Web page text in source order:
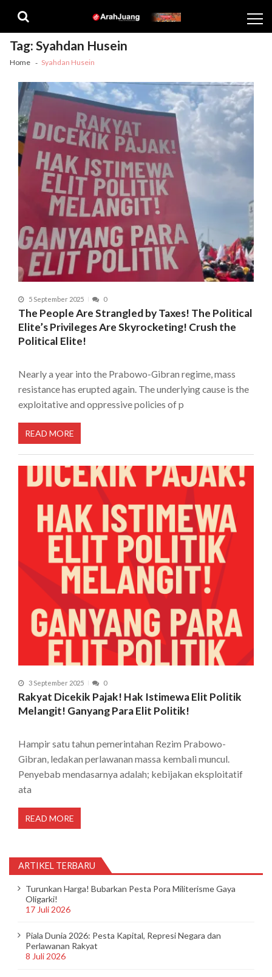
navigation
content
Tag:Syahdan Husein
Home Syahdan Husein
5 September 2025 0
The People Are Strangled by Taxes! The Political
Elite’s Privileges Are Skyrocketing! Crush the
Political Elite!
Nearly a year into the Prabowo-Gibran regime, mass
resistance has erupted again. The underlying cause is the
exploitative and oppressive policies of p
READ MORE
3 September 2025 0
Rakyat Dicekik Pajak! Hak Istimewa Elit Politik
Melangit! Ganyang Para Elit Politik!
Hampir satu tahun pemerintahan Rezim Prabowo-
Gibran, ledakan perlawanan massa kembali muncul.
Penyebab mendasarnya adalah; kebijakan eksploitatif
ata
READ MORE
ARTIKEL TERBARU
Turunkan Harga! Bubarkan Pesta Pora Militerisme Gaya
Oligarki!
17 Juli 2026
Piala Dunia 2026: Pesta Kapital, Represi Negara dan
Perlawanan Rakyat
8 Juli 2026